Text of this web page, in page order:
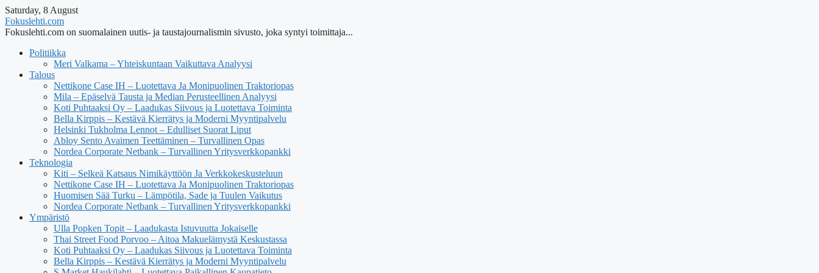
Saturday, 8 August
Fokuslehti.com
Fokuslehti.com on suomalainen uutis- ja taustajournalismin sivusto, joka syntyi toimittaja...
Politiikka
Meri Valkama – Yhteiskuntaan Vaikuttava Analyysi
Talous
Nettikone Case IH – Luotettava Ja Monipuolinen Traktoriopas
Mila – Epäselvä Tausta ja Median Perusteellinen Analyysi
Koti Puhtaaksi Oy – Laadukas Siivous ja Luotettava Toiminta
Bella Kirppis – Kestävä Kierrätys ja Moderni Myyntipalvelu
Helsinki Tukholma Lennot – Edulliset Suorat Liput
Abloy Sento Avaimen Teettäminen – Turvallinen Opas
Nordea Corporate Netbank – Turvallinen Yritysverkkopankki
Teknologia
Kiti – Selkeä Katsaus Nimikäyttöön Ja Verkkokeskusteluun
Nettikone Case IH – Luotettava Ja Monipuolinen Traktoriopas
Huomisen Sää Turku – Lämpötila, Sade ja Tuulen Vaikutus
Nordea Corporate Netbank – Turvallinen Yritysverkkopankki
Ympäristö
Ulla Popken Topit – Laadukasta Istuvuutta Jokaiselle
Thai Street Food Porvoo – Aitoa Makuelämystä Keskustassa
Koti Puhtaaksi Oy – Laadukas Siivous ja Luotettava Toiminta
Bella Kirppis – Kestävä Kierrätys ja Moderni Myyntipalvelu